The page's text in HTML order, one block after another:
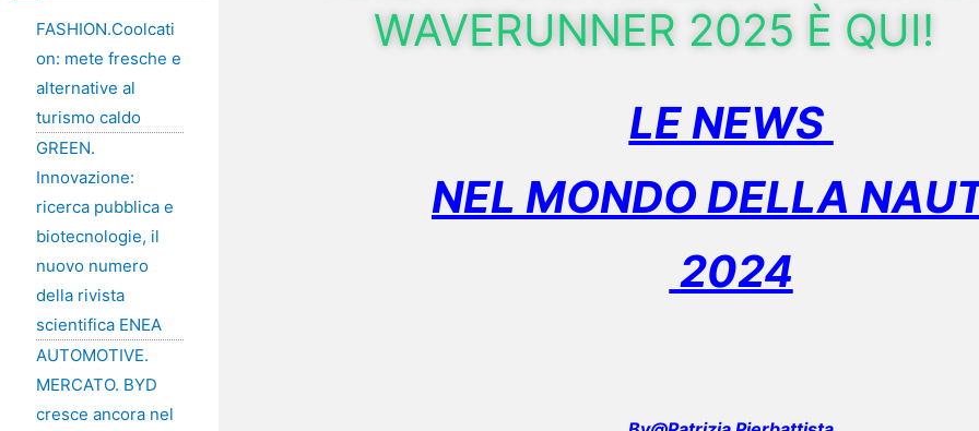
FASHION.Coolcati
on: mete fresche e
alternative al
turismo caldo
GREEN.
Innovazione:
ricerca pubblica e
biotecnologie, il
nuovo numero
della rivista
scientifica ENEA
AUTOMOTIVE.
MERCATO. BYD
cresce ancora nel
WAVERUNNER 2025 È QUI!
LE NEWS
NEL MONDO DELLA
2024